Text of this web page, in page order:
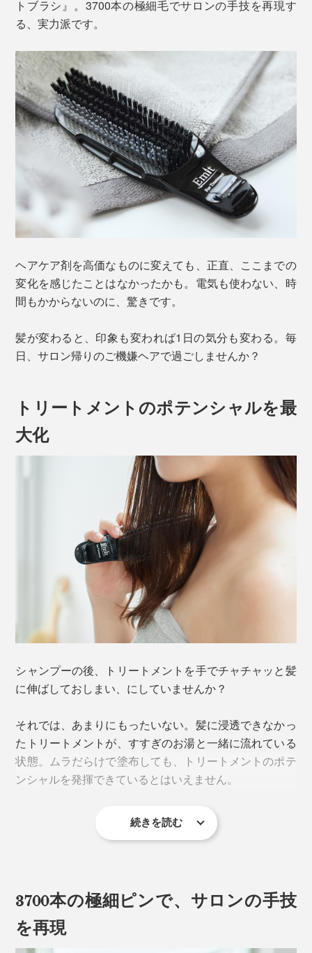
トブラシ』。3700本の極細毛でサロンの手技を再現す
る、実力派です。
ヘアケア剤を高価なものに変えても、正直、ここまでの
変化を感じたことはなかったかも。電気も使わない、時
間もかからないのに、驚きです。
髪が変わると、印象も変われば1日の気分も変わる。毎
日、サロン帰りのご機嫌ヘアで過ごしませんか？
トリートメントのポテンシャルを最
大化
シャンプーの後、トリートメントを手でチャチャッと髪
に伸ばしておしまい、にしていませんか？
それでは、あまりにもったいない。髪に浸透できなかっ
たトリートメントが、すすぎのお湯と一緒に流れている
状態。ムラだらけで塗布しても、トリートメントのポテ
ンシャルを発揮できているとはいえません。
トリートメント後にタオルを巻いて数分置けば充分でし
一方、サロン帰りの髪がご機嫌なのは、プロの技の集積
によるものですが、トリートメントを馴染ませる「タッ
続きを読む
3700本の極細ピンで、サロンの手技
を再現